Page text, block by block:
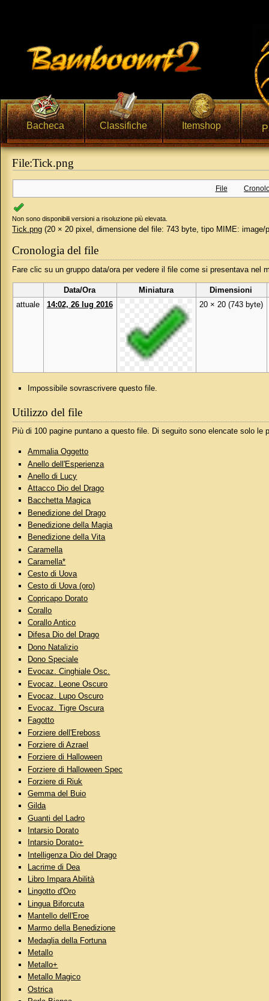
Bacheca Classifiche Itemshop
File:Tick.png
File
Non sono disponibili versioni a risoluzione più elevata.
Tick.png ‎(20 × 20 pixel, dimensione del file: 743 byte, tipo MIME:image/
Cronologia del file
Fare clic su un gruppo data/ora per vedere il file come si presentava nel
Data/Ora Miniatura
Dimensioni
attuale
14:02, 26 lug 2016 20 × 20 (743 byte)
Impossibile sovrascrivere questo file.
Utilizzo del file
Più di 100 pagine puntano a questo file. Di seguito sono elencate solo
Ammalia Oggetto
Anello dell'Esperienza
Anello di Lucy
Attacco Dio del Drago
Bacchetta Magica
Benedizione del Drago
Benedizione della Magia
Benedizione della Vita
Caramella
Caramella*
Cesto di Uova
Cesto di Uova (oro)
Copricapo Dorato
Corallo
Corallo Antico
Difesa Dio del Drago
Dono Natalizio
Dono Speciale
Evocaz. Cinghiale Osc.
Evocaz. Leone Oscuro
Evocaz. Lupo Oscuro
Evocaz. Tigre Oscura
Fagotto
Forziere dell'Ereboss
Forziere di Azrael
Forziere di Halloween
Forziere di Halloween Spec
Forziere di Riuk
Gemma del Buio
Gilda
Guanti del Ladro
Intarsio Dorato
Intarsio Dorato+
Intelligenza Dio del Drago
Lacrime di Dea
Libro Impara Abilità
Lingotto d'Oro
Lingua Biforcuta
Mantello dell'Eroe
Marmo della Benedizione
Medaglia della Fortuna
Metallo
Metallo+
Metallo Magico
Ostrica